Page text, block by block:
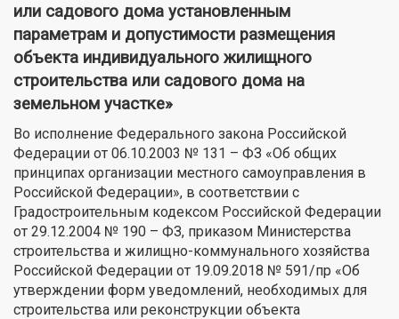
или садового дома установленным
параметрам и допустимости размещения
объекта индивидуального жилищного
строительства или садового дома на
земельном участке»
Во исполнение Федерального закона Российской
Федерации от 06.10.2003 № 131 – ФЗ «Об общих
принципах организации местного самоуправления в
Российской Федерации», в соответствии с
Градостроительным кодексом Российской Федерации
от 29.12.2004 № 190 – ФЗ, приказом Министерства
строительства и жилищно-коммунального хозяйства
Российской Федерации от 19.09.2018 № 591/пр «Об
утверждении форм уведомлений, необходимых для
строительства или реконструкции объекта